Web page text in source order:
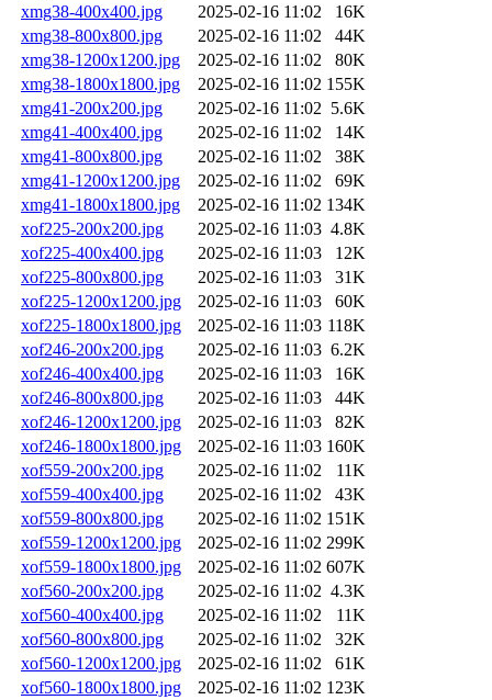
xmg38-400x400.jpg
2025-02-16 11:02
16K
xmg38-800x800.jpg
2025-02-16 11:02
44K
xmg38-1200x1200.jpg
2025-02-16 11:02
80K
xmg38-1800x1800.jpg
2025-02-16 11:02 155K
xmg41-200x200.jpg
2025-02-16 11:02 5.6K
xmg41-400x400.jpg
2025-02-16 11:02
14K
xmg41-800x800.jpg
2025-02-16 11:02
38K
xmg41-1200x1200.jpg
2025-02-16 11:02
69K
xmg41-1800x1800.jpg
2025-02-16 11:02 134K
xof225-200x200.jpg
2025-02-16 11:03 4.8K
xof225-400x400.jpg
2025-02-16 11:03
12K
xof225-800x800.jpg
2025-02-16 11:03
31K
xof225-1200x1200.jpg
2025-02-16 11:03
60K
xof225-1800x1800.jpg
2025-02-16 11:03 118K
xof246-200x200.jpg
2025-02-16 11:03 6.2K
xof246-400x400.jpg
2025-02-16 11:03
16K
xof246-800x800.jpg
2025-02-16 11:03
44K
xof246-1200x1200.jpg
2025-02-16 11:03
82K
xof246-1800x1800.jpg
2025-02-16 11:03 160K
xof559-200x200.jpg
2025-02-16 11:02
11K
xof559-400x400.jpg
2025-02-16 11:02
43K
xof559-800x800.jpg
2025-02-16 11:02 151K
xof559-1200x1200.jpg
2025-02-16 11:02 299K
xof559-1800x1800.jpg
2025-02-16 11:02 607K
xof560-200x200.jpg
2025-02-16 11:02 4.3K
xof560-400x400.jpg
2025-02-16 11:02
11K
xof560-800x800.jpg
2025-02-16 11:02
32K
xof560-1200x1200.jpg
2025-02-16 11:02
61K
xof560-1800x1800.jpg
2025-02-16 11:02 123K